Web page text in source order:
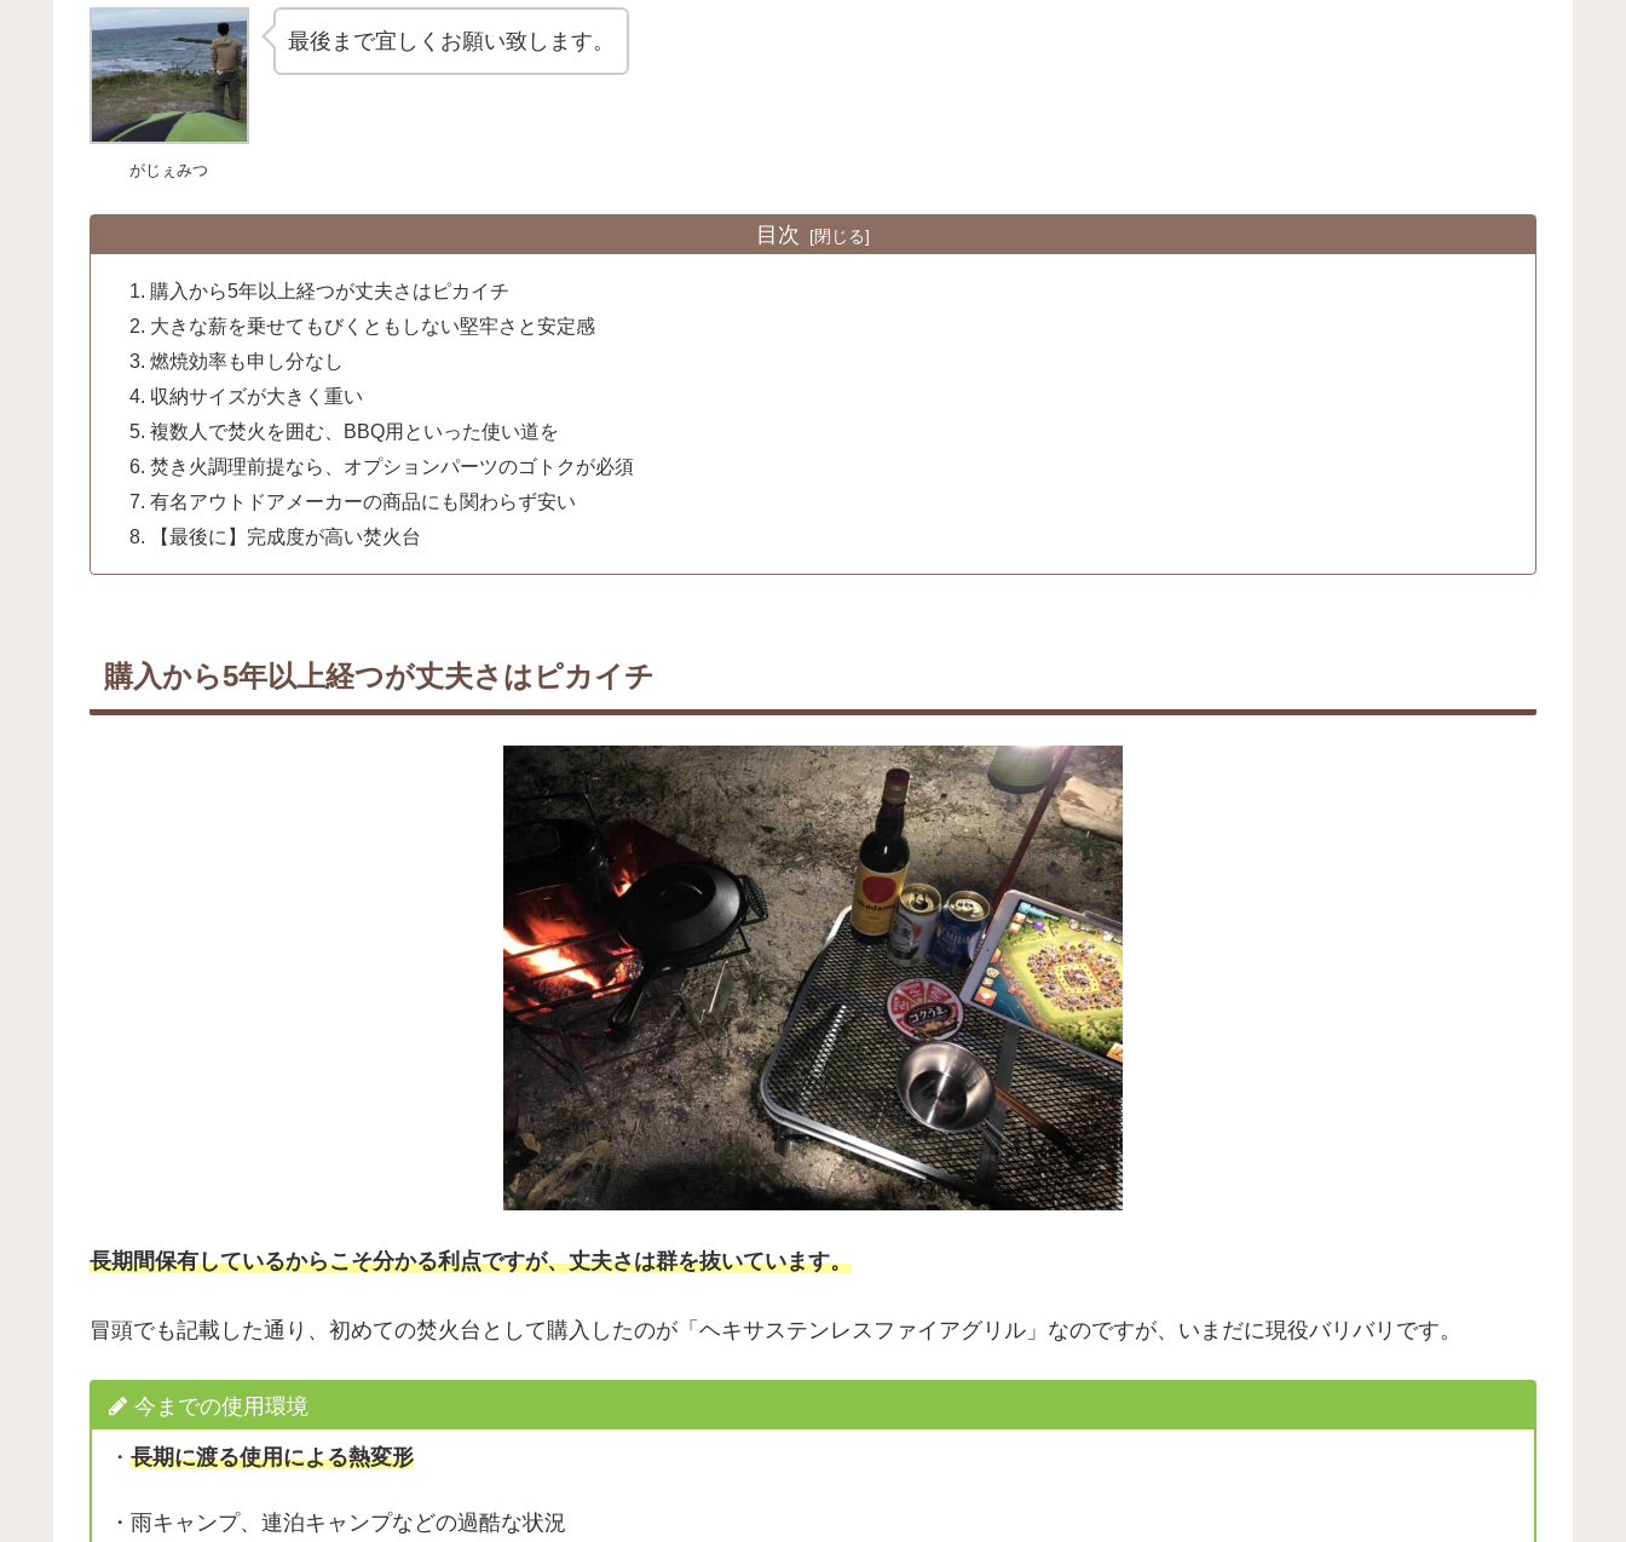
がじぇみつ
最後まで宜しくお願い致します。
目次
購入から5年以上経つが丈夫さはピカイチ
大きな薪を乗せてもびくともしない堅牢さと安定感
燃焼効率も申し分なし
収納サイズが大きく重い
複数人で焚火を囲む、BBQ用といった使い道を
焚き火調理前提なら、オプションパーツのゴトクが必須
有名アウトドアメーカーの商品にも関わらず安い
【最後に】完成度が高い焚火台
購入から5年以上経つが丈夫さはピカイチ
長期間保有しているからこそ分かる利点ですが、丈夫さは群を抜いています。
冒頭でも記載した通り、初めての焚火台として購入したのが「ヘキサステンレスファイアグリル」なのですが、いまだに現役バリバリです。
今までの使用環境
・長期に渡る使用による熱変形
・雨キャンプ、連泊キャンプなどの過酷な状況